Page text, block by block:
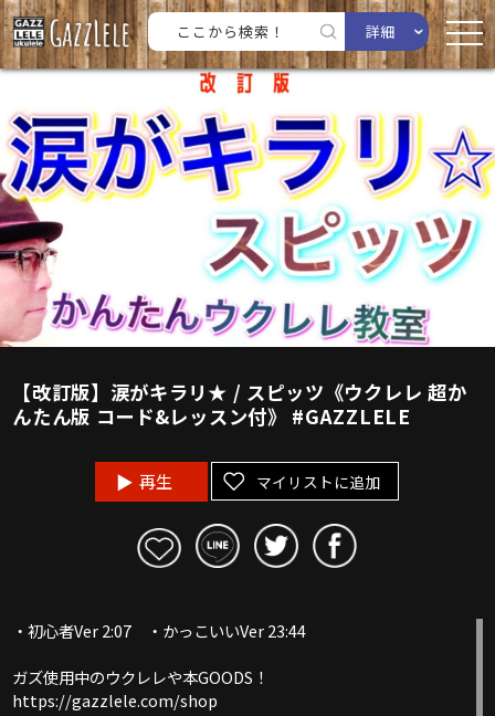
詳細
【改訂版】涙がキラリ★ / スピッツ《ウクレレ 超か
んたん版 コード&レッスン付》 #GAZZLELE
再生 マイリストに追加
・初心者Ver 2:07 ・かっこいいVer 23:44
ガズ使用中のウクレレや本GOODS！
https://gazzlele.com/shop